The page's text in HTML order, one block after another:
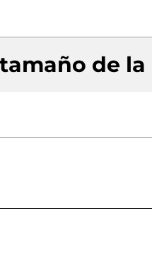
de